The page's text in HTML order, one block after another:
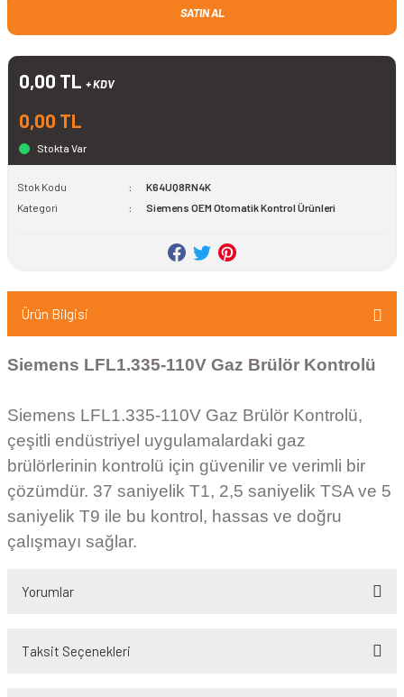
SATIN AL
0,00 TL + KDV
0,00 TL
Stokta Var
Stok Kodu
K64UQ8RN4K
Kategori
Siemens OEM Otomatik Kontrol Ürünleri
Ürün Bilgisi
Siemens LFL1.335-110V Gaz Brülör Kontrolü
Siemens LFL1.335-110V Gaz Brülör Kontrolü,
çeşitli endüstriyel uygulamalardaki gaz
brülörlerinin kontrolü için güvenilir ve verimli bir
çözümdür. 37 saniyelik T1, 2,5 saniyelik TSA ve 5
saniyelik T9 ile bu kontrol, hassas ve doğru
çalışmayı sağlar.
Yorumlar
Taksit Seçenekleri